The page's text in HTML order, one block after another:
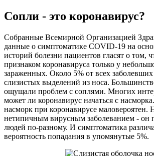
Сопли - это коронавирус?
Собранные Всемирной Организацией
данные о симптоматике COVID-19 на
историй болезни пациентов гласят о том,
признаком коронавируса только у
зараженных. Около 5% от всех заболевших
слизистых выделений из носа.
ощущали проблем с соплями. Многих
может ли коронавирус начаться с
насморк при коронавирусе маловероятен.
нетипичным вирусным заболеванием - он
людей по-разному. И симптоматика
вероятность попадания в упомянутые 5%.